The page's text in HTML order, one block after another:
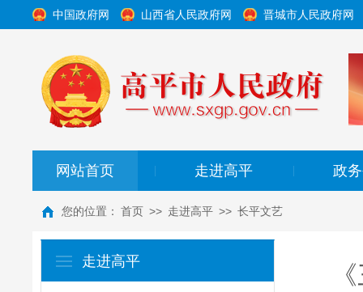
中国政府网 山西省人民政府网 晋城市人民政府网
网站首页 走进高平 政
您的位置： 首页 >> 走进高平 >> 长平文艺
走进高平